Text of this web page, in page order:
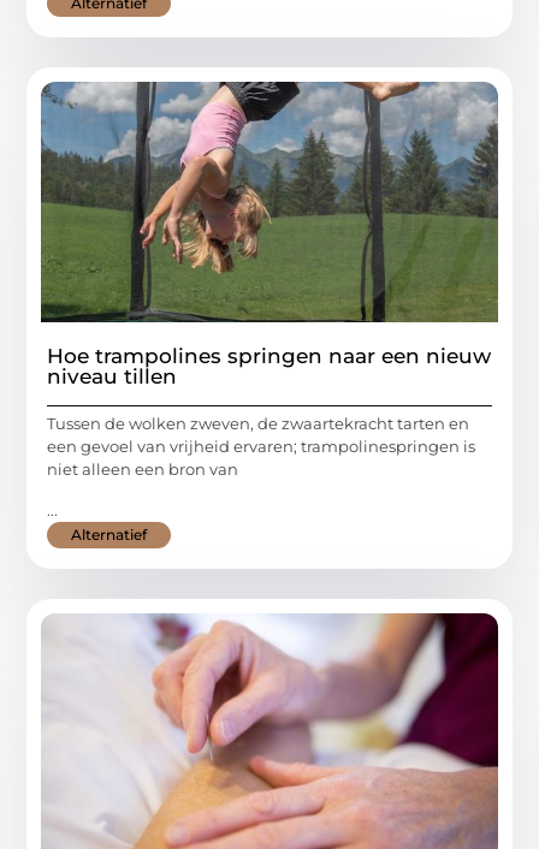
Hoe trampolines springen naar een nieuw
niveau tillen
Tussen de wolken zweven, de zwaartekracht tarten en
een gevoel van vrijheid ervaren; trampolinespringen is
niet alleen een bron van
...
Alternatief